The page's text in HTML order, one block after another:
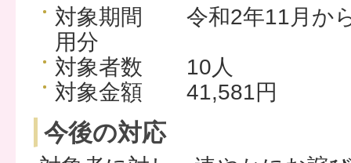
対象期間 令和2年11月から
用分
対象者数 10人
対象金額 41,581円
今後の対応